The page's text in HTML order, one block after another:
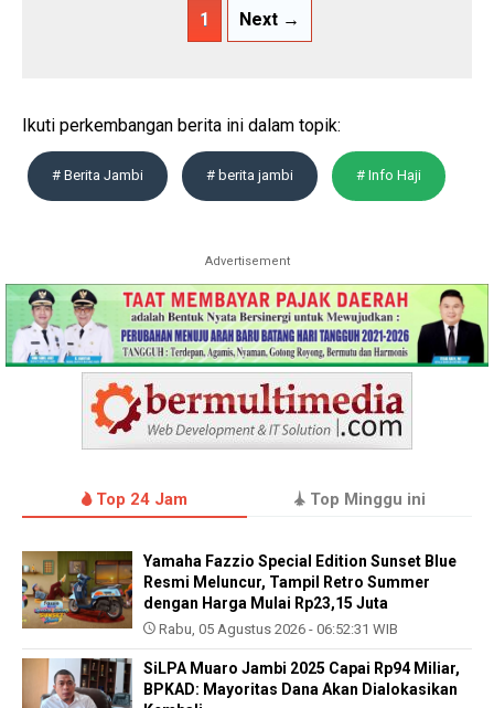
1 Next →
Ikuti perkembangan berita ini dalam topik:
# Berita Jambi # berita jambi # Info Haji
Advertisement
Top 24 Jam Top Minggu ini
Yamaha Fazzio Special Edition Sunset Blue
Resmi Meluncur, Tampil Retro Summer
dengan Harga Mulai Rp23,15 Juta
Rabu, 05 Agustus 2026 - 06:52:31 WIB
SiLPA Muaro Jambi 2025 Capai Rp94 Miliar,
BPKAD: Mayoritas Dana Akan Dialokasikan